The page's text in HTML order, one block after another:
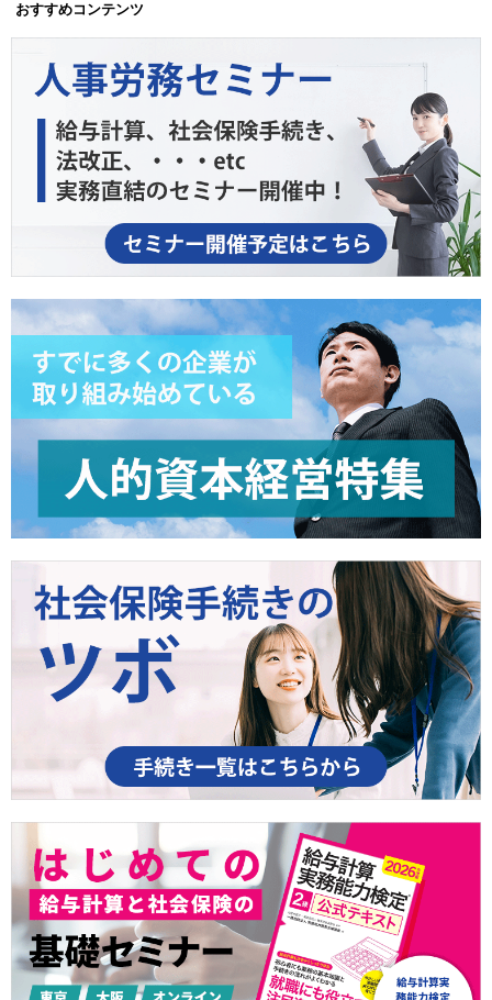
おすすめコンテンツ